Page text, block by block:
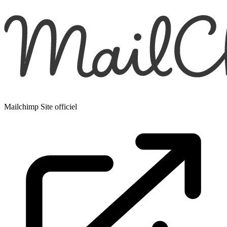
Mailchimp Site officiel